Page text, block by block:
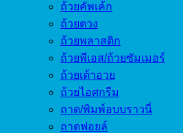
ถ้วยคัพเค้ก
ถ้วยตวง
ถ้วยพลาสติก
ถ้วยพีเอส/ถ้วยซัมเมอร์
ถ้วยเต้าอวย
ถ้วยไอศกรีม
ถาด/พิมพ์อบบราวนี่
ถาดฟอยล์